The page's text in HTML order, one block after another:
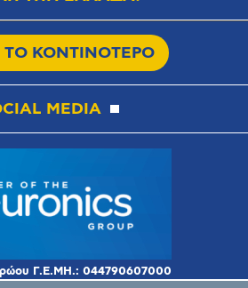
ΤΟ ΚΟΝΤΙΝΟΤΕΡΟ
MEDIA